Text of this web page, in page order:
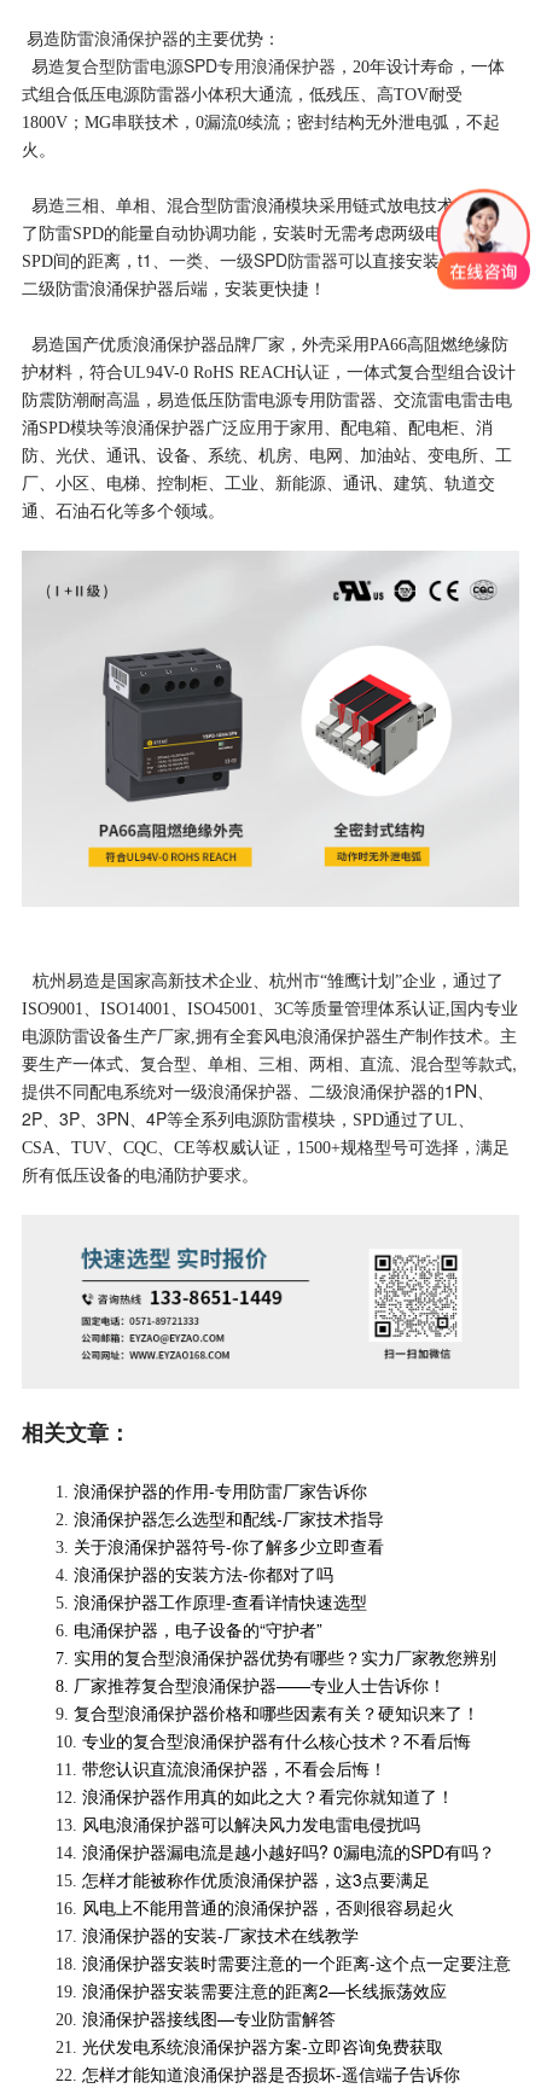
易造防雷浪涌保护器的主要优势：
易造复合型防雷电源SPD专用浪涌保护器 ，20年设计寿命，一体
式组合低压电源防雷器小体积大通流，低残压、高TOV耐受
1800V；MG串联技术，0漏流0续流；密封结构无外泄电弧，不起
火。
易造三相、单相、混合型防雷浪涌模块采用链式放电技术，实现
了防雷SPD的能量自动协调功能，安装时无需考虑两级电源交流
SPD间的距离， t1、一类、 一级SPD防雷器可以直接安装于t2、ii、
二级防雷浪涌保护器后端，安装更快捷！
易造国产优质浪涌保护器品牌厂家，外壳采用PA66高阻燃绝缘防
护材料，符合UL94V-0 RoHS REACH认证，一体式复合型组合设计
防震防潮耐高温，易造低压防雷电源专用防雷器、交流雷电雷击电
涌SPD模块等浪涌保护器广泛应用于家用、配电箱、配电柜、消
防、光伏、通讯、设备、系统、机房、电网、加油站、变电所、工
厂、小区、电梯、控制柜、工业、新能源、通讯、建筑、轨道交
通、石油石化等多个领域。
杭州易造是国家高新技术企业、杭州市“雏鹰计划”企业，通过了
ISO9001、ISO14001、ISO45001、3C等质量管理体系认证,国内专业
电源防雷设备生产厂家,拥有全套风电浪涌保护器生产制作技术。主
要生产一体式、复合型、单相、三相、两相、直流、混合型等款式,
提供不同配电系统对一级浪涌保护器、二级浪涌保护器的1PN、
2P、3P、3PN、4P等全系列电源防雷模块，SPD通过了UL、
CSA、TUV、CQC、CE等权威认证，1500+规格型号可选择，满足
所有低压设备的电涌防护要求。
相关文章：
1. 浪涌保护器的作用-专用防雷厂家告诉你
2. 浪涌保护器怎么选型和配线-厂家技术指导
3. 关于浪涌保护器符号-你了解多少立即查看
4. 浪涌保护器的安装方法-你都对了吗
5. 浪涌保护器工作原理-查看详情快速选型
6. 电涌保护器，电子设备的“守护者”
7. 实用的复合型浪涌保护器优势有哪些？实力厂家教您辨别
8. 厂家推荐复合型浪涌保护器——专业人士告诉你！
9. 复合型浪涌保护器价格和哪些因素有关？硬知识来了！
10. 专业的复合型浪涌保护器有什么核心技术？不看后悔
11. 带您认识直流浪涌保护器，不看会后悔！
12. 浪涌保护器作用真的如此之大？看完你就知道了！
13. 风电浪涌保护器可以解决风力发电雷电侵扰吗
14. 浪涌保护器漏电流是越小越好吗? 0漏电流的SPD有吗？
15. 怎样才能被称作优质浪涌保护器，这3点要满足
16. 风电上不能用普通的浪涌保护器，否则很容易起火
17. 浪涌保护器的安装-厂家技术在线教学
18. 浪涌保护器安装时需要注意的一个距离-这个点一定要注意
19. 浪涌保护器安装需要注意的距离2—长线振荡效应
20. 浪涌保护器接线图—专业防雷解答
21. 光伏发电系统浪涌保护器方案-立即咨询免费获取
22. 怎样才能知道浪涌保护器是否损坏-遥信端子告诉你